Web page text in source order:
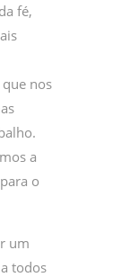
fé,
nos
a
o
um
todos